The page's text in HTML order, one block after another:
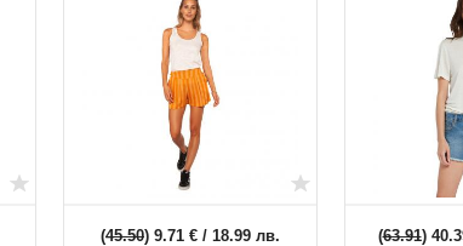
(45.50) 9.71 € / 18.99 лв. (63.91)